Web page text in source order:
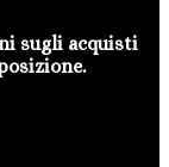
sugli acquisti